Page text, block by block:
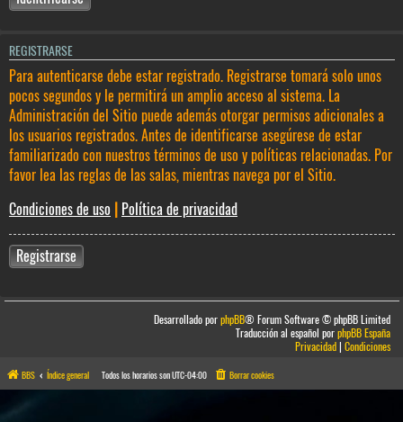
REGISTRARSE
Para autenticarse debe estar registrado. Registrarse tomará solo unos
pocos segundos y le permitirá un amplio acceso al sistema. La
Administración del Sitio puede además otorgar permisos adicionales a
los usuarios registrados. Antes de identificarse asegúrese de estar
familiarizado con nuestros términos de uso y políticas relacionadas. Por
favor lea las reglas de las salas, mientras navega por el Sitio.
Condiciones de uso
Política de privacidad
Registrarse
Desarrollado porphpBB® Forum Software © phpBB Limited
Traducción al español porphpBB España
Privacidad|Condiciones
BBS Índice general Todos los horarios sonUTC-04:00 Borrar cookies